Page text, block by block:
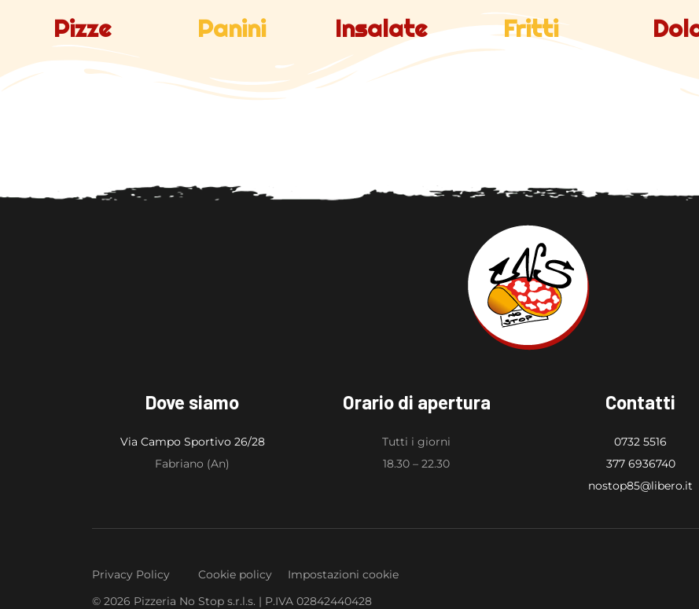
Pizze Panini Insalate Fritti
Dove siamo
Via Campo Sportivo 26/28
Fabriano (An)
Orario di apertura
Tutti i giorni
18.30 – 22.30
Contatti
0732 5516
377 6936740
nostop85@libero.it
Privacy Policy Cookie policy
Impostazioni cookie
© 2026 Pizzeria No Stop s.r.l.s. | P.IVA 02842440428